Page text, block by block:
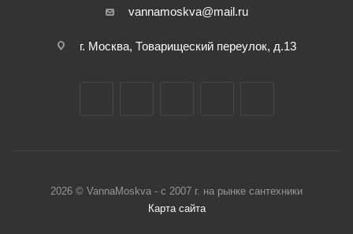
vannamoskva@mail.ru
г. Москва, Товарищеский переулок, д.13
2026 © VannaMoskva - с 2007 г. на рынке сантехники
Карта сайта